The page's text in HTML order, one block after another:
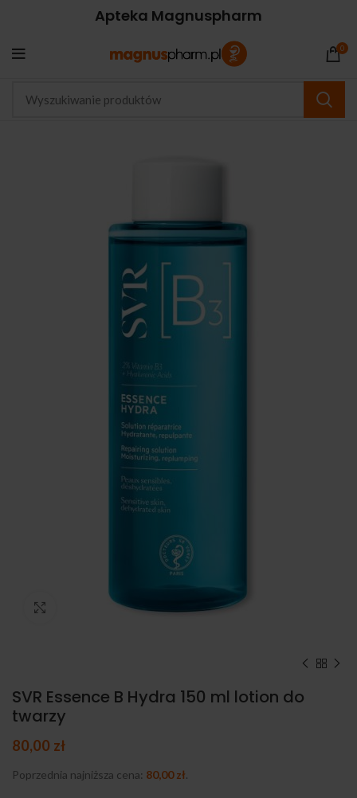
Apteka Magnuspharm
0
Kliknij, aby powiększyć
SVR Essence B Hydra 150 ml lotion do
twarzy
80,00 zł
Poprzednia najniższa cena: 80,00zł.